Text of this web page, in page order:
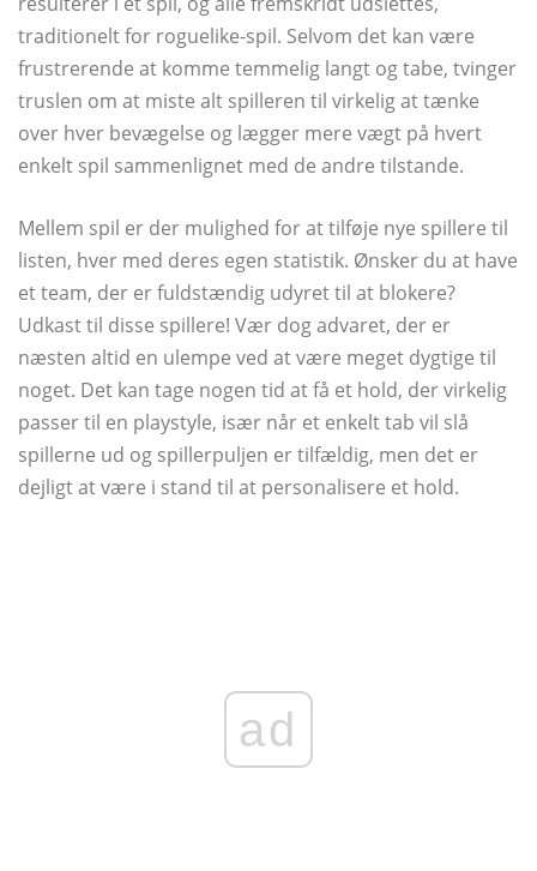
traditionelt for roguelike-spil. Selvom det kan være
frustrerende at komme temmelig langt og tabe, tvinger
truslen om at miste alt spilleren til virkelig at tænke
over hver bevægelse og lægger mere vægt på hvert
enkelt spil sammenlignet med de andre tilstande.
Mellem spil er der mulighed for at tilføje nye spillere til
listen, hver med deres egen statistik. Ønsker du at have
et team, der er fuldstændig udyret til at blokere?
Udkast til disse spillere! Vær dog advaret, der er
næsten altid en ulempe ved at være meget dygtige til
noget. Det kan tage nogen tid at få et hold, der virkelig
passer til en playstyle, især når et enkelt tab vil slå
spillerne ud og spillerpuljen er tilfældig, men det er
dejligt at være i stand til at personalisere et hold.
ad